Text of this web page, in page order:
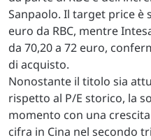
Sanpaolo. Il target price è
euro da RBC, mentre
da 70,20 a 72 euro,
di acquisto.
Nonostante il titolo sia
rispetto al P/E storico, la
momento con una
cifra in Cina nel secondo